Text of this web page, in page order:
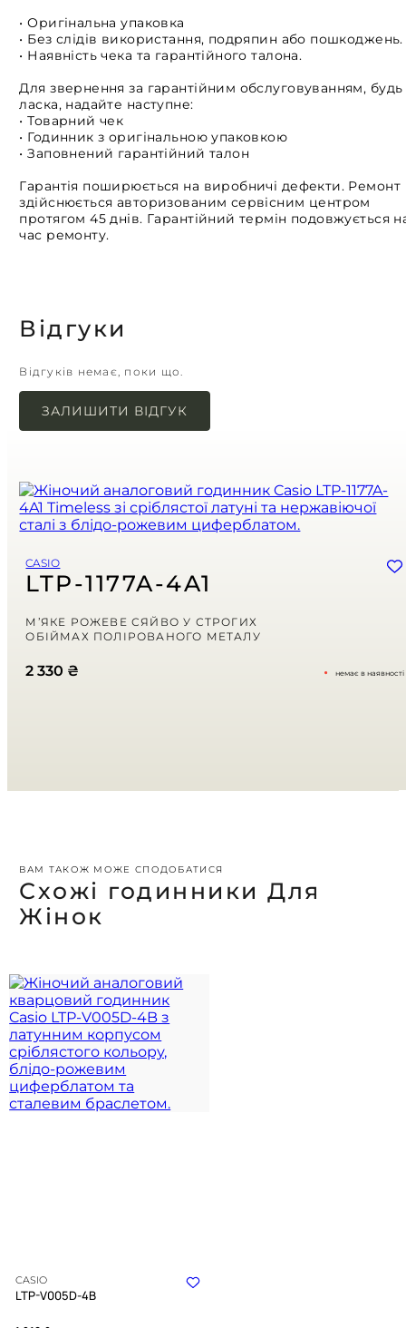
• Оригінальна упаковка
• Без слідів використання, подряпин або пошкоджень.
• Наявність чека та гарантійного талона.
Для звернення за гарантійним обслуговуванням, будь
ласка, надайте наступне:
• Товарний чек
• Годинник з оригінальною упаковкою
• Заповнений гарантійний талон
Гарантія поширюється на виробничі дефекти. Ремонт
здійснюється авторизованим сервісним центром
протягом 45 днів. Гарантійний термін подовжується
час ремонту.
Відгуки
Відгуків немає, поки що.
ЗАЛИШИТИ ВІДГУК
Назва*
Зберегти моє ім'я, e-mail, та адресу сайту в цьому браузері для
моїх подальших коментарів.
Ваша оцінка
CASIO
LTP-1177A-4A1
М’ЯКЕ РОЖЕВЕ СЯЙВО У СТРОГИХ
ОБІЙМАХ ПОЛІРОВАНОГО МЕТАЛУ
2 330 ₴ немає в наявності
ВАМ ТАКОЖ МОЖЕ СПОДОБАТИСЯ
Схожі годинники Для
Жінок
CASIO
LTP-V005D-4B